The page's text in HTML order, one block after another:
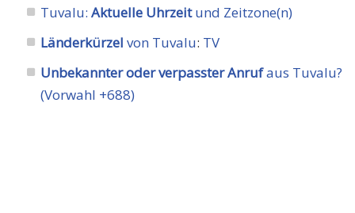
Tuvalu:Aktuelle Uhrzeitund Zeitzone(n)
Länderkürzel von Tuvalu: TV
Unbekannter oder verpasster Anrufaus Tuvalu?
(Vorwahl +688)